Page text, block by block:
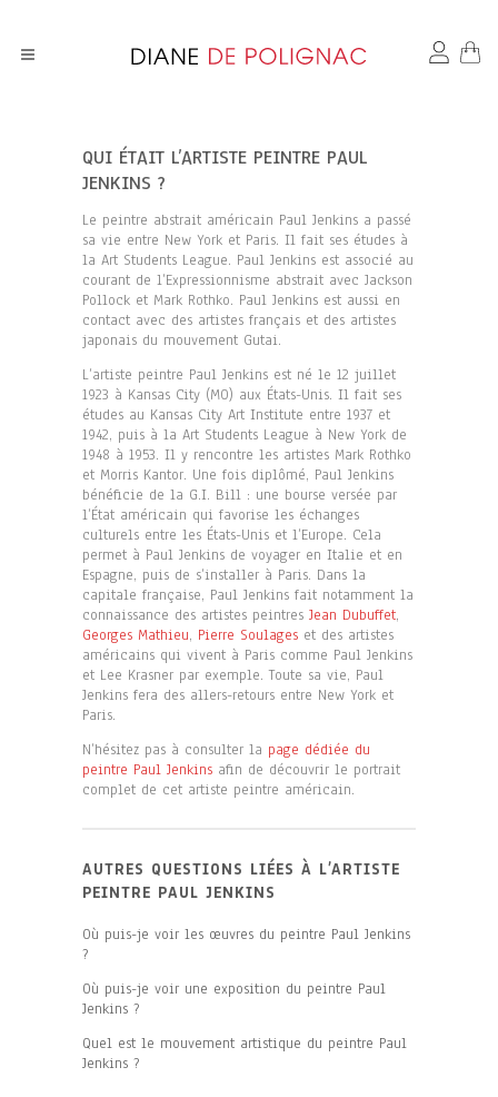
QUI ÉTAIT L’ARTISTE PEINTRE PAUL
JENKINS ?
Le peintre abstrait américain Paul Jenkins a passé
sa vie entre New York et Paris. Il fait ses études à
la Art Students League. Paul Jenkins est associé au
courant de l’Expressionnisme abstrait avec Jackson
Pollock et Mark Rothko. Paul Jenkins est aussi en
contact avec des artistes français et des artistes
japonais du mouvement Gutai.
L’artiste peintre Paul Jenkins est né le 12 juillet
1923 à Kansas City (MO) aux États-Unis. Il fait ses
études au Kansas City Art Institute entre 1937 et
1942, puis à la Art Students League à New York de
1948 à 1953. Il y rencontre les artistes Mark Rothko
et Morris Kantor. Une fois diplômé, Paul Jenkins
bénéficie de la G.I. Bill : une bourse versée par
l’État américain qui favorise les échanges
culturels entre les États-Unis et l’Europe. Cela
permet à Paul Jenkins de voyager en Italie et en
Espagne, puis de s’installer à Paris. Dans la
capitale française, Paul Jenkins fait notamment la
connaissance des artistes peintres Jean Dubuffet,
Georges Mathieu, Pierre Soulages et des artistes
américains qui vivent à Paris comme Paul Jenkins
et Lee Krasner par exemple. Toute sa vie, Paul
Jenkins fera des allers-retours entre New York et
Paris.
N’hésitez pas à consulter la page dédiée du
peintre Paul Jenkins afin de découvrir le portrait
complet de cet artiste peintre américain.
AUTRES QUESTIONS LIÉES À L’ARTISTE
PEINTRE PAUL JENKINS
Où puis-je voir les œuvres du peintre Paul Jenkins
?
Où puis-je voir une exposition du peintre Paul
Jenkins ?
Quel est le mouvement artistique du peintre Paul
Jenkins ?